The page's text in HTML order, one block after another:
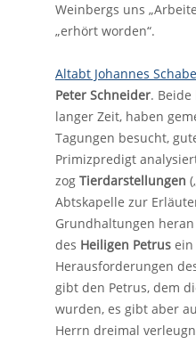
Weinbergs uns
„erhört worden“.
Altabt Johannes
Peter Schneider.
langer Zeit, haben
Tagungen besucht,
Primizpredigt
zog Tierdarstellungen
Abtskapelle zur
Grundhaltungen
des Heiligen Petrus ein
Herausforderungen
gibt den Petrus, dem
wurden, es gibt aber
Herrn dreimal